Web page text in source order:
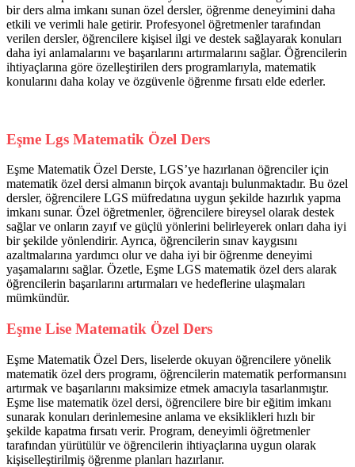
bir ders alma imkanı sunan özel dersler, öğrenme deneyimini daha
etkili ve verimli hale getirir. Profesyonel öğretmenler tarafından
verilen dersler, öğrencilere kişisel ilgi ve destek sağlayarak konuları
daha iyi anlamalarını ve başarılarını artırmalarını sağlar. Öğrencilerin
ihtiyaçlarına göre özelleştirilen ders programlarıyla, matematik
konularını daha kolay ve özgüvenle öğrenme fırsatı elde ederler.
Eşme Lgs Matematik Özel Ders
Eşme Matematik Özel Derste, LGS’ye hazırlanan öğrenciler için
matematik özel dersi almanın birçok avantajı bulunmaktadır. Bu özel
dersler, öğrencilere LGS müfredatına uygun şekilde hazırlık yapma
imkanı sunar. Özel öğretmenler, öğrencilere bireysel olarak destek
sağlar ve onların zayıf ve güçlü yönlerini belirleyerek onları daha iyi
bir şekilde yönlendirir. Ayrıca, öğrencilerin sınav kaygısını
azaltmalarına yardımcı olur ve daha iyi bir öğrenme deneyimi
yaşamalarını sağlar. Özetle, Eşme LGS matematik özel ders alarak
öğrencilerin başarılarını artırmaları ve hedeflerine ulaşmaları
mümkündür.
Eşme Lise Matematik Özel Ders
Eşme Matematik Özel Ders, liselerde okuyan öğrencilere yönelik
matematik özel ders programı, öğrencilerin matematik performansını
artırmak ve başarılarını maksimize etmek amacıyla tasarlanmıştır.
Eşme lise matematik özel dersi, öğrencilere bire bir eğitim imkanı
sunarak konuları derinlemesine anlama ve eksiklikleri hızlı bir
şekilde kapatma fırsatı verir. Program, deneyimli öğretmenler
tarafından yürütülür ve öğrencilerin ihtiyaçlarına uygun olarak
kişiselleştirilmiş öğrenme planları hazırlanır.